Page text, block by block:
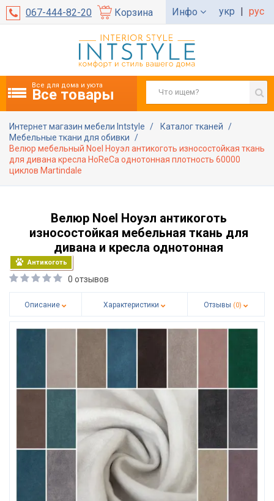
067-444-82-20 Корзина Инфо укр | рус
Все для дома и уюта
Все товары
Интернет магазин мебели Intstyle
Каталог тканей
Мебельные ткани для обивки
Велюр мебельный Noel Ноуэл антикоготь износостойкая ткань
для дивана кресла HoReCa однотонная плотность 60000
циклов Martindale
Велюр Noel Ноуэл антикоготь
износостойкая мебельная ткань для
дивана и кресла однотонная
Антикоготь
0 отзывов
Описание Характеристики Отзывы (0)